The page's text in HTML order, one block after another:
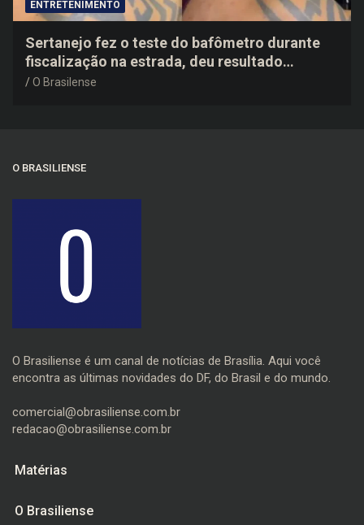
ENTRETENIMENTO
Sertanejo fez o teste do bafômetro durante
fiscalização na estrada, deu resultado
negativo e elogiou o trabalho dos agentes de
O Brasilense
O BRASILIENSE
O Brasiliense é um canal de notícias de Brasília. Aqui você
encontra as últimas novidades do DF, do Brasil e do mundo.
comercial@obrasiliense.com.br
redacao@obrasiliense.com.br
Matérias
O Brasiliense